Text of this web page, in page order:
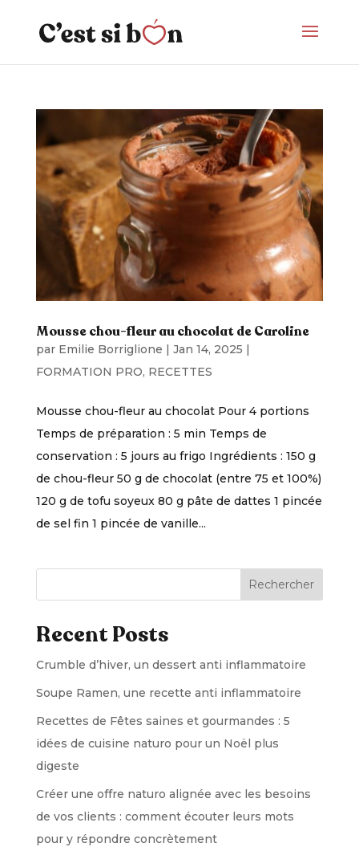
Mousse chou-fleur au chocolat de Caroline
par Emilie Borriglione | Jan 14, 2025 |
FORMATION PRO, RECETTES
Mousse chou-fleur au chocolat Pour 4 portions
Temps de préparation : 5 min Temps de
conservation : 5 jours au frigo Ingrédients : 150 g
de chou-fleur 50 g de chocolat (entre 75 et 100%)
120 g de tofu soyeux 80 g pâte de dattes 1 pincée
de sel fin 1 pincée de vanille...
Rechercher
Recent Posts
Crumble d’hiver, un dessert anti inflammatoire
Soupe Ramen, une recette anti inflammatoire
Recettes de Fêtes saines et gourmandes : 5
idées de cuisine naturo pour un Noël plus
digeste
Créer une offre naturo alignée avec les besoins
de vos clients : comment écouter leurs mots
pour y répondre concrètement